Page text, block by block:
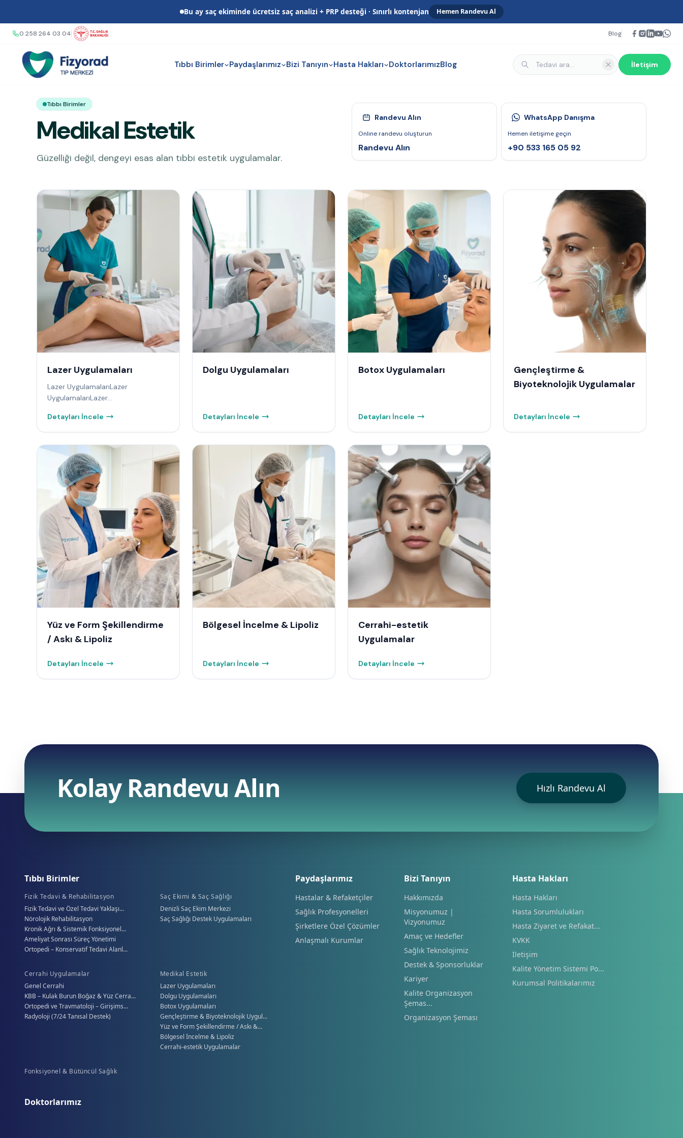
Bu ay saç ekiminde ücretsiz saç analizi + PRP desteği · Sınırlı kontenjan Hemen Randevu Al
0 258 264 03 04 Blog
Tıbbı Birimler Paydaşlarımız Bizi Tanıyın Hasta Hakları DoktorlarımızBlog İletişim
Tıbbı Birimler
Medikal Estetik
Güzelliği değil, dengeyi esas alan tıbbi estetik uygulamalar.
Randevu Alın
Online randevu oluşturun
Randevu Alın
WhatsApp Danışma
Hemen iletişime geçin
+90 533 165 05 92
Lazer Uygulamaları
Lazer UygulamalarıLazer
UygulamalarıLazer
UygulamalarıLazer
UygulamalarıLazer Uygulamaları
Detayları İncele
Dolgu Uygulamaları
Detayları İncele
Botox Uygulamaları
Detayları İncele
Gençleştirme &
Biyoteknolojik Uygulamalar
Detayları İncele
Yüz ve Form Şekillendirme
/ Askı & Lipoliz
Detayları İncele
Bölgesel İncelme & Lipoliz
Detayları İncele
Cerrahi-estetik
Uygulamalar
Detayları İncele
Kolay Randevu Alın Hızlı Randevu Al
Tıbbı Birimler
Fizik Tedavi & Rehabilitasyon
Fizik Tedavi ve Özel Tedavi Yaklaşı...
Nörolojik Rehabilitasyon
Kronik Ağrı & Sistemik Fonksiyonel...
Ameliyat Sonrası Süreç Yönetimi
Ortopedi – Konservatif Tedavi Alanl...
Saç Ekimi & Saç Sağlığı
Denizli Saç Ekim Merkezi
Saç Sağlığı Destek Uygulamaları
Cerrahi Uygulamalar
Genel Cerrahi
KBB – Kulak Burun Boğaz & Yüz Cerra...
Ortopedi ve Travmatoloji – Girişims...
Radyoloji (7/24 Tanısal Destek)
Medikal Estetik
Lazer Uygulamaları
Dolgu Uygulamaları
Botox Uygulamaları
Gençleştirme & Biyoteknolojik Uygul...
Yüz ve Form Şekillendirme / Askı &...
Bölgesel İncelme & Lipoliz
Cerrahi-estetik Uygulamalar
Fonksiyonel & Bütüncül Sağlık
Paydaşlarımız
Hastalar & Refaketçiler
Sağlık Profesyonelleri
Şirketlere Özel Çözümler
Anlaşmalı Kurumlar
Bizi Tanıyın
Hakkımızda
Misyonumuz |
Vizyonumuz
Amaç ve Hedefler
Sağlık Teknolojimiz
Destek & Sponsorluklar
Kariyer
Kalite Organizasyon
Şemas...
Organizasyon Şeması
Hasta Hakları
Hasta Hakları
Hasta Sorumlulukları
Hasta Ziyaret ve Refakat...
KVKK
İletişim
Kalite Yönetim Sistemi Po...
Kurumsal Politikalarımız
Doktorlarımız